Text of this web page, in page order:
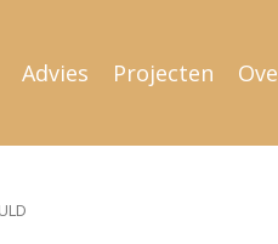
Advies Projecten